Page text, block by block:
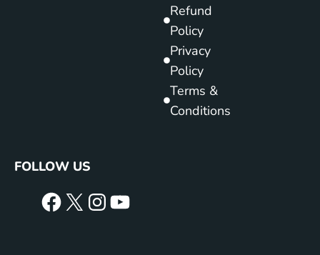
Refund
Policy
Privacy
Policy
Terms &
Conditions
FOLLOW US